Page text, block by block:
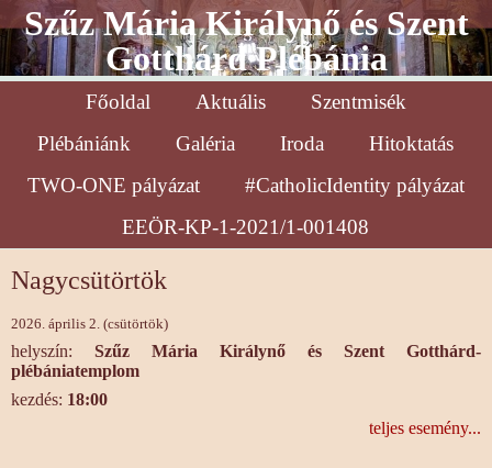
Szűz Mária Királynő és Szent
Gotthárd Plébánia
Főoldal Aktuális
Szentmisék
Plébániánk
Galéria Iroda
Hitoktatás
TWO-ONE pályázat
#CatholicIdentity pályázat
EEÖR-KP-1-2021/1-001408
Nagycsütörtök
2026. április 2. (csütörtök)
helyszín: Szűz Mária Királynő és Szent Gotthárd-
plébániatemplom
kezdés: 18:00
teljes esemény...